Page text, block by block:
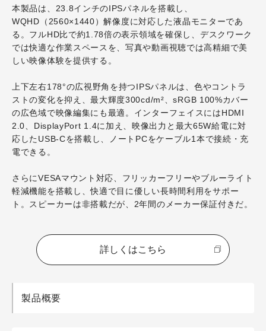
本製品は、23.8インチのIPSパネルを搭載し、
WQHD（2560×1440）解像度に対応した液晶モニターであ
る。フルHD比で約1.78倍の表示領域を確保し、デスクワーク
では快適な作業スペースを、写真や動画視聴では高精細で美
しい映像体験を提供する。
上下左右178°の広視野角を持つIPSパネルは、色やコントラ
ストの変化を抑え、最大輝度300cd/m²、sRGB 100%カバー
の広色域で映像編集にも最適。インターフェイスにはHDMI
2.0、DisplayPort 1.4に加え、映像出力と最大65W給電に対
応したUSB-Cを搭載し、ノートPCをケーブル1本で接続・充
電できる。
さらにVESAマウント対応、フリッカーフリーやブルーライト
軽減機能を搭載し、快適で目に優しい長時間利用をサポー
ト。スピーカーは非搭載だが、2年間のメーカー保証付きだ。
詳しくはこちら
製品概要